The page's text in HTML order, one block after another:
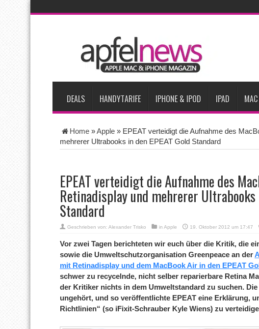
Apple beherrscht 65 Prozent des globalen Premium-Smartphone-Marktes
iPhone 18 Pro zum Marktstart möglicherweise nur begrenzt verfügbar
iPhone Ultra lässt Verkauf faltbarer Smartphones 2026 um 20 Prozent steigen
iPhone 18 Pro: Diese 3 großen Upgrades bringt das Top-Modell Apples
DEALS HANDYTARIFE IPHONE & IPOD IPAD MAC
Home »Apple » EPEAT verteidigt die Aufnahme des
mehrerer Ultrabooks in den EPEAT Gold Standard
EPEAT verteidigt die Aufnahme des
Retinadisplay und mehrerer Ultrabooks
Standard
Geschrieben von: Alexander Trisko in Apple 19. Oktober 2012 um 17:47
Vor zwei Tagen berichteten wir euch über die Kritik, die
sowie die Umweltschutzorganisation Greenpeace an der
mit Retinadisplay und dem MacBook Air in den EPEAT
schwer zu recycelnde, nicht selber reparierbare Retina
der Kritiker nichts in dem Umweltstandard zu suchen.
ungehört, und so veröffentlichte EPEAT eine Erklärung,
Richtlinien“ (so iFixit-Schrauber Kyle Wiens) zu